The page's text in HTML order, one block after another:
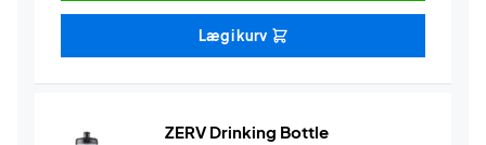
Læg i kurv
ZERV Drinking Bottle